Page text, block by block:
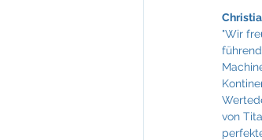
Feuerkultur
"Wir
von